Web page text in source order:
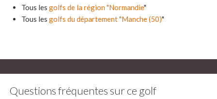
Tous les golfs de la région "Normandie"
Tous les golfs du département "Manche (50)"
Questions fréquentes sur ce golf